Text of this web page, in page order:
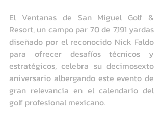
El Ventanas de San Miguel Golf &
Resort, un campo par 70 de 7,191 yardas
diseñado por el reconocido Nick Faldo
para ofrecer desafíos técnicos y
estratégicos, celebra su decimosexto
aniversario albergando este evento de
gran relevancia en el calendario del
golf profesional mexicano.